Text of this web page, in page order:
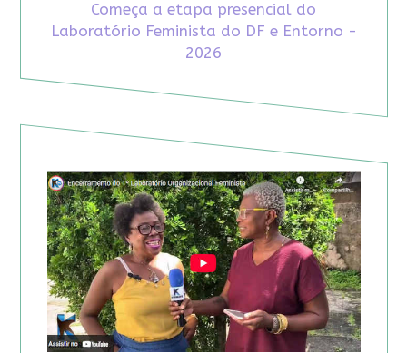
Começa a etapa presencial do
Laboratório Feminista do DF e Entorno -
2026